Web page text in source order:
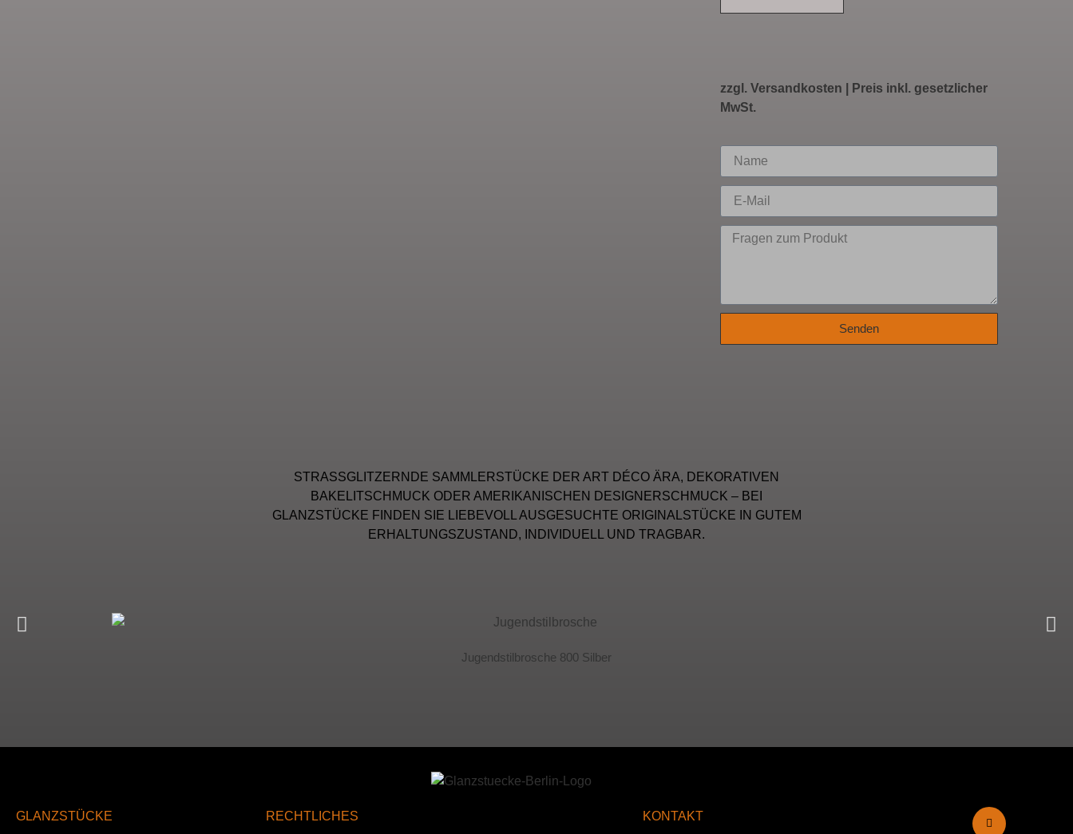
zzgl. Versandkosten | Preis inkl. gesetzlicher
MwSt.
Senden
STRASSGLITZERNDE SAMMLERSTÜCKE DER ART DÉCO ÄRA, DEKORATIVEN
BAKELITSCHMUCK ODER AMERIKANISCHEN DESIGNERSCHMUCK – BEI
GLANZSTÜCKE FINDEN SIE LIEBEVOLL AUSGESUCHTE ORIGINALSTÜCKE IN GUTEM
ERHALTUNGSZUSTAND, INDIVIDUELL UND TRAGBAR.
Jugendstilbrosche 800 Silber
GLANZSTÜCKE RECHTLICHES KONTAKT